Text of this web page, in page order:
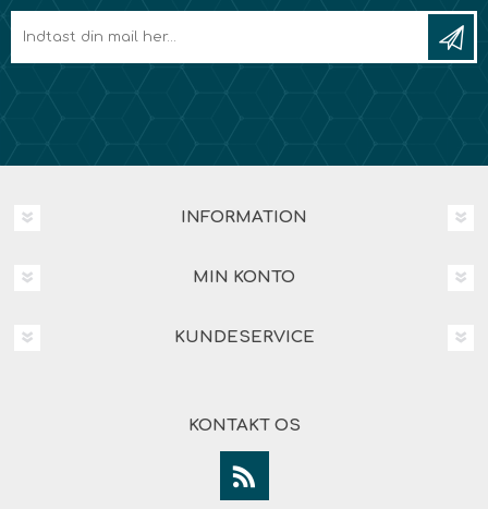
INFORMATION
MIN KONTO
KUNDESERVICE
KONTAKT OS